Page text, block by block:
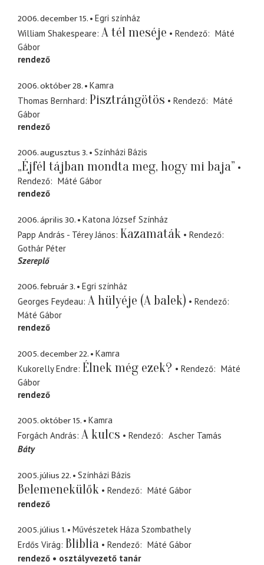
2006. december 15.
Egri színház
William Shakespeare A tél meséje Rendező
Máté
Gábor
rendező
2006. október 28.
Kamra
Thomas Bernhard Pisztrángötös Rendező
Máté
Gábor
rendező
2006. augusztus 3. Színházi Bázis
„Éjfél tájban mondta meg, hogy mi baja”
Rendező
Máté Gábor
rendező
2006. április 30.
Katona József Színház
Papp András - Térey János Kazamaták
Rendező
Gothár Péter
Szereplő
2006. február 3.
Egri színház
Georges Feydeau A hülyéje (A balek)
Rendező
Máté Gábor
rendező
2005. december 22.
Kamra
Kukorelly Endre Élnek még ezek? Rendező
Máté
Gábor
rendező
2005. október 15.
Kamra
Forgách András A kulcs Rendező
Ascher Tamás
Báty
2005. július 22. Színházi Bázis
Belemenekülők Rendező
Máté Gábor
rendező
2005. július 1.
Művészetek Háza Szombathely
Erdős Virág Bliblia Rendező
Máté Gábor
rendező
osztályvezető tanár